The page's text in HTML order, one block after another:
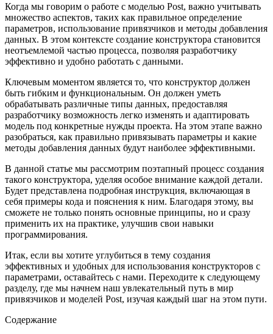
Когда мы говорим о работе с моделью Post, важно учитывать
множество аспектов, таких как правильное определение
параметров, использование привязчиков и методы добавления
данных. В этом контексте создание конструктора становится
неотъемлемой частью процесса, позволяя разработчику
эффективно и удобно работать с данными.
Ключевым моментом является то, что конструктор должен
быть гибким и функциональным. Он должен уметь
обрабатывать различные типы данных, предоставляя
разработчику возможность легко изменять и адаптировать
модель под конкретные нужды проекта. На этом этапе важно
разобраться, как правильно привязывать параметры и какие
методы добавления данных будут наиболее эффективными.
В данной статье мы рассмотрим поэтапный процесс создания
такого конструктора, уделяя особое внимание каждой детали.
Будет представлена подробная инструкция, включающая в
себя примеры кода и пояснения к ним. Благодаря этому, вы
сможете не только понять основные принципы, но и сразу
применить их на практике, улучшив свои навыки
программирования.
Итак, если вы хотите углубиться в тему создания
эффективных и удобных для использования конструкторов с
параметрами, оставайтесь с нами. Переходите к следующему
разделу, где мы начнем наш увлекательный путь в мир
привязчиков и моделей Post, изучая каждый шаг на этом пути.
Содержание